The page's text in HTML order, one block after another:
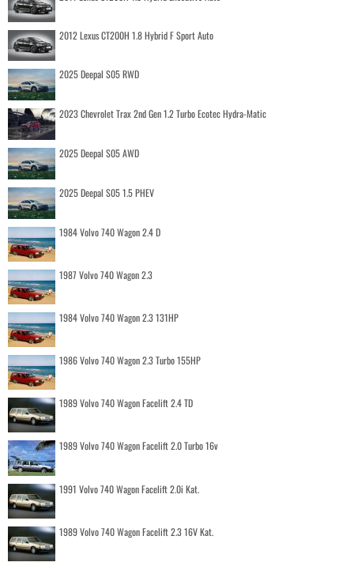
2012 Lexus CT200H 1.8 Hybrid F Sport Auto
2025 Deepal S05 RWD
2023 Chevrolet Trax 2nd Gen 1.2 Turbo Ecotec Hydra-Matic
2025 Deepal S05 AWD
2025 Deepal S05 1.5 PHEV
1984 Volvo 740 Wagon 2.4 D
1987 Volvo 740 Wagon 2.3
1984 Volvo 740 Wagon 2.3 131HP
1986 Volvo 740 Wagon 2.3 Turbo 155HP
1989 Volvo 740 Wagon Facelift 2.4 TD
1989 Volvo 740 Wagon Facelift 2.0 Turbo 16v
1991 Volvo 740 Wagon Facelift 2.0i Kat.
1989 Volvo 740 Wagon Facelift 2.3 16V Kat.